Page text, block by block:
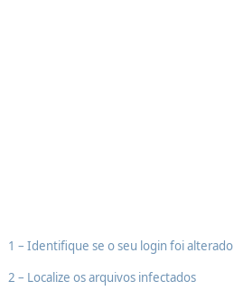
1 – Identifique se o seu login foi alterado
2 – Localize os arquivos infectados